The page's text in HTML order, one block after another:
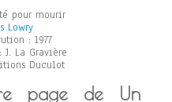
pour mourir
Lowry
: 1977
La Gravière
Duculot
page de Un